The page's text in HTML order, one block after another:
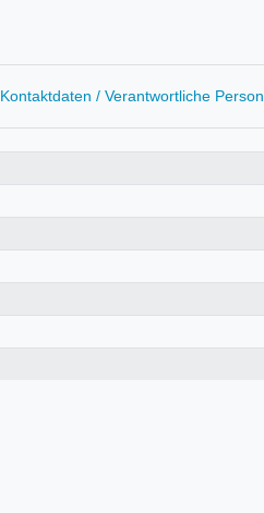
Kontaktdaten / Verantwortliche Person